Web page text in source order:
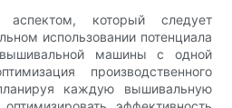
который следует
использовании потенциала
машины с одной
производственного
каждую вышивальную